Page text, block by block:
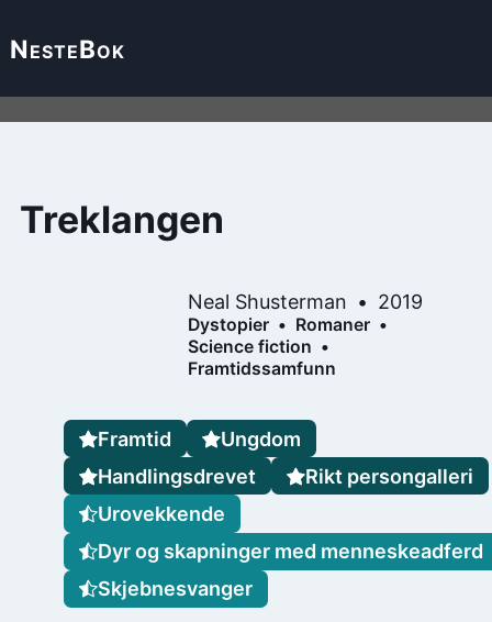
NesteBok
Treklangen
Neal Shusterman 2019
Dystopier
Romaner
Science fiction
Framtidssamfunn
Framtid
Ungdom
Handlingsdrevet
Rikt persongalleri
Urovekkende
Dyr og skapninger med menneskeadferd
Skjebnesvanger